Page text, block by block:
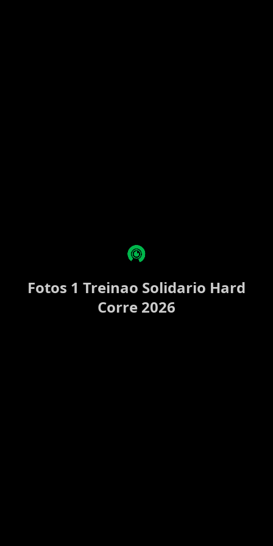
Fotos 1 Treinao Solidario Hard
Corre 2026